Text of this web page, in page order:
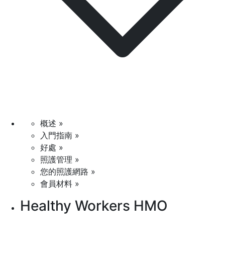
概述 »
入門指南 »
好處 »
照護管理 »
您的照護網路 »
會員材料 »
Healthy Workers HMO